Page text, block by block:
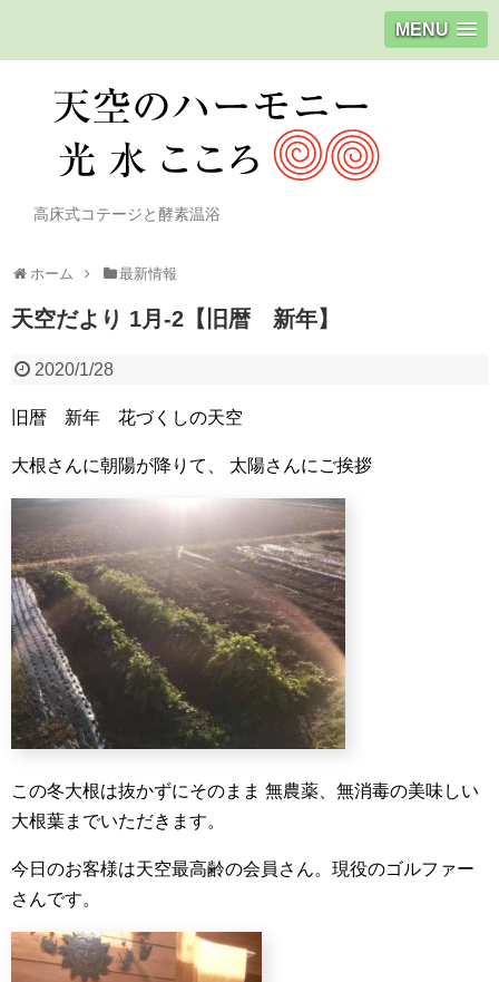
MENU
高床式コテージと酵素温浴
ホーム 最新情報
天空だより 1月-2【旧暦 新年】
2020/1/28
旧暦 新年 花づくしの天空
大根さんに朝陽が降りて、 太陽さんにご挨拶
この冬大根は抜かずにそのまま 無農薬、無消毒の美味しい
大根葉までいただきます。
今日のお客様は天空最高齢の会員さん。現役のゴルファー
さんです。